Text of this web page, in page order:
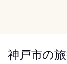
神戸市の